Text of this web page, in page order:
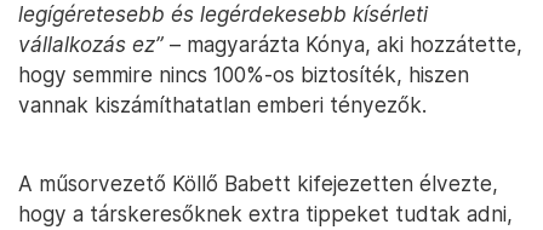
legígéretesebb és legérdekesebb kísérleti
vállalkozás ez” – magyarázta Kónya, aki hozzátette,
hogy semmire nincs 100%-os biztosíték, hiszen
vannak kiszámíthatatlan emberi tényezők.
A műsorvezető Köllő Babett kifejezetten élvezte,
hogy a társkeresőknek extra tippeket tudtak adni,